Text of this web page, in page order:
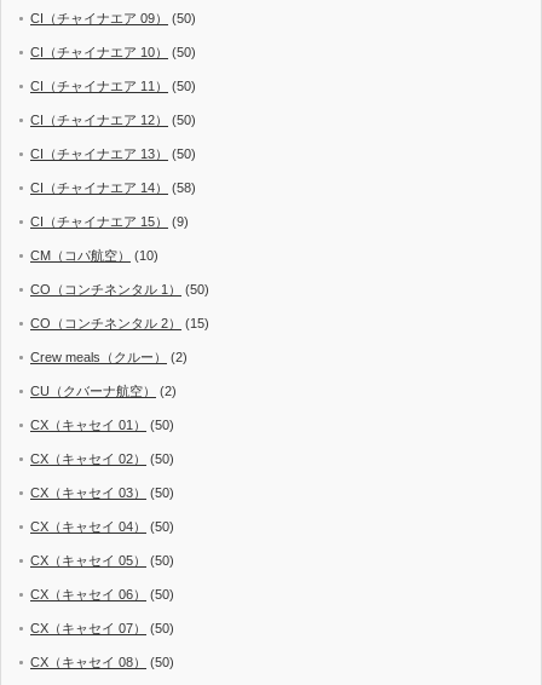
CI（チャイナエア 09） (50)
CI（チャイナエア 10） (50)
CI（チャイナエア 11） (50)
CI（チャイナエア 12） (50)
CI（チャイナエア 13） (50)
CI（チャイナエア 14） (58)
CI（チャイナエア 15） (9)
CM（コパ航空） (10)
CO（コンチネンタル 1） (50)
CO（コンチネンタル 2） (15)
Crew meals（クルー） (2)
CU（クバーナ航空） (2)
CX（キャセイ 01） (50)
CX（キャセイ 02） (50)
CX（キャセイ 03） (50)
CX（キャセイ 04） (50)
CX（キャセイ 05） (50)
CX（キャセイ 06） (50)
CX（キャセイ 07） (50)
CX（キャセイ 08） (50)